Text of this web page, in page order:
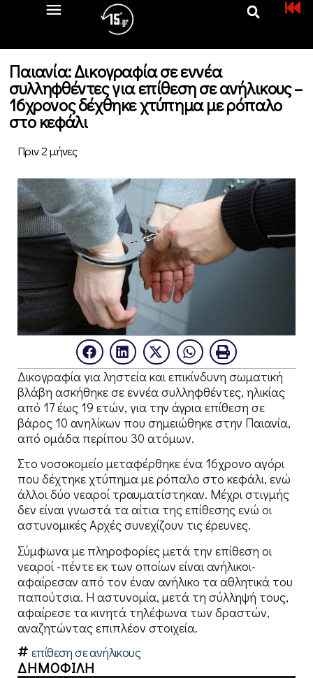
Παιανία: Δικογραφία σε εννέα
συλληφθέντες για επίθεση σε ανήλικους –
16χρονος δέχθηκε χτύπημα με ρόπαλο
στο κεφάλι
Πριν 2 μήνες
Δικογραφία για ληστεία και επικίνδυνη σωματική
βλάβη ασκήθηκε σε εννέα συλληφθέντες, ηλικίας
από 17 έως 19 ετών, για την άγρια επίθεση σε
βάρος 10 ανηλίκων που σημειώθηκε στην Παιανία,
από ομάδα περίπου 30 ατόμων.
Στο νοσοκομείο μεταφέρθηκε ένα 16χρονο αγόρι
που δέχτηκε χτύπημα με ρόπαλο στο κεφάλι, ενώ
άλλοι δύο νεαροί τραυματίστηκαν. Μέχρι στιγμής
δεν είναι γνωστά τα αίτια της επίθεσης ενώ οι
αστυνομικές Αρχές συνεχίζουν τις έρευνες.
Σύμφωνα με πληροφορίες μετά την επίθεση οι
νεαροί -πέντε εκ των οποίων είναι ανήλικοι-
αφαίρεσαν από τον έναν ανήλικο τα αθλητικά του
παπούτσια. Η αστυνομία, μετά τη σύλληψή τους,
αφαίρεσε τα κινητά τηλέφωνα των δραστών,
αναζητώντας επιπλέον στοιχεία.
επίθεση σε ανήλικους
ΔΗΜΟΦΙΛΗ